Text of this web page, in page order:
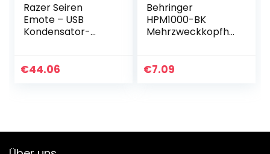
Razer Seiren
Emote – USB
Kondensator-
Emoticon Display
€44.06
Behringer
HPM1000-BK
Mehrzweckkopfhö
€7.09